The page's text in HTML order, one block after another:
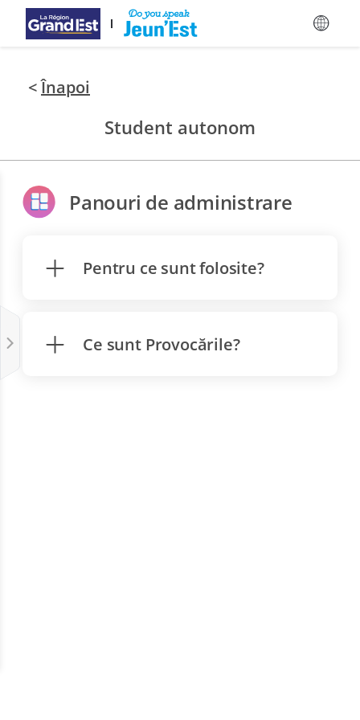
Mergi direct la conținutul principal
<Înapoi
Student autonom
Panouri de administrare
Pentru ce sunt folosite?
Ce sunt Provocările?